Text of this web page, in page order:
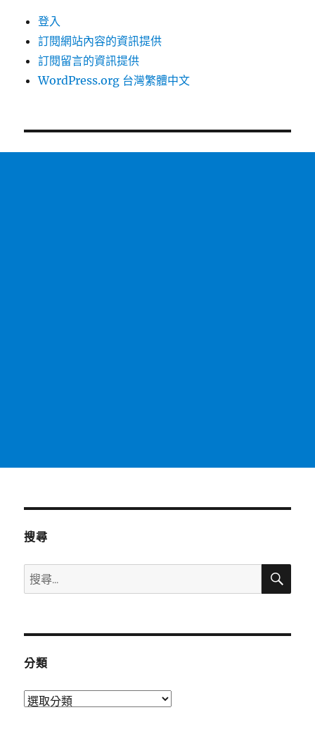
登入
訂閱網站內容的資訊提供
訂閱留言的資訊提供
WordPress.org 台灣繁體中文
搜尋
搜
尋
鍵
搜
分類
分